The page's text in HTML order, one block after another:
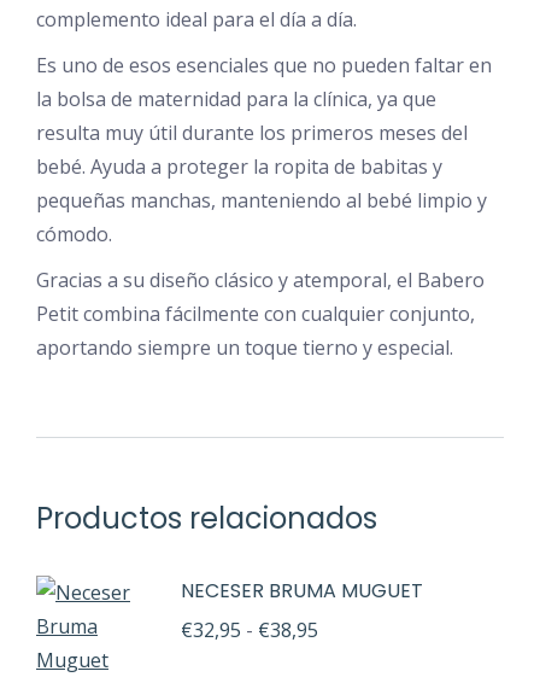
complemento ideal para el día a día.
Es uno de esos esenciales que no pueden faltar en
la bolsa de maternidad para la clínica, ya que
resulta muy útil durante los primeros meses del
bebé. Ayuda a proteger la ropita de babitas y
pequeñas manchas, manteniendo al bebé limpio y
cómodo.
Gracias a su diseño clásico y atemporal, el Babero
Petit combina fácilmente con cualquier conjunto,
aportando siempre un toque tierno y especial.
Productos relacionados
NECESER BRUMA MUGUET
€32,95 - €38,95